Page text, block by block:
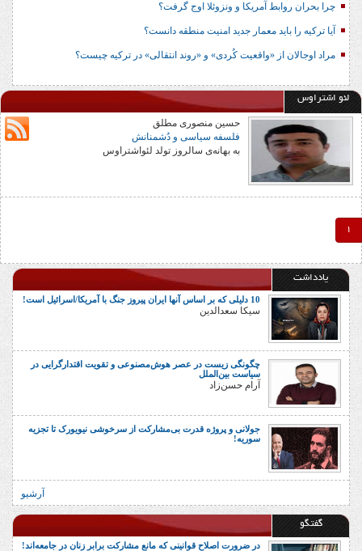
چرا بحران روابط آمریکا و ونزوئلا اوج گرفت؟
آیا ترکیه را باید معمار جدید امنیت منطقه دانست؟
مراد اوجالان از «واقعیت کُردی» و «روند انتقالی» در ترکیه چیست؟
لئو اشتراوس
حسین منصوری مطلق
فلسفه سیاسی و دُشمنانش
به بهانه‌­ی سالروز تولد لئواشتراوس
1
یادداشت
10 دلیلی که بر اساس آنها ایران پیروز جنگ با آمریکا/اسرائیل است!
سیکا سعدالدین
چگونگی زیست در عصر هوش‌مصنوعی و تقویت اقتدارگرایی در
سیاست بین‌الملل
آرام حسن‌زاد
جولانی و پروژه قدرت بی‌مشارکت از سرخوشی نیویورک تا تجزیه
سوریه!
آرشیو
گفتگو
در ضرورت اصلاح قوانینی که مانع مشارکت برابر زنان در جامعه‌اند!